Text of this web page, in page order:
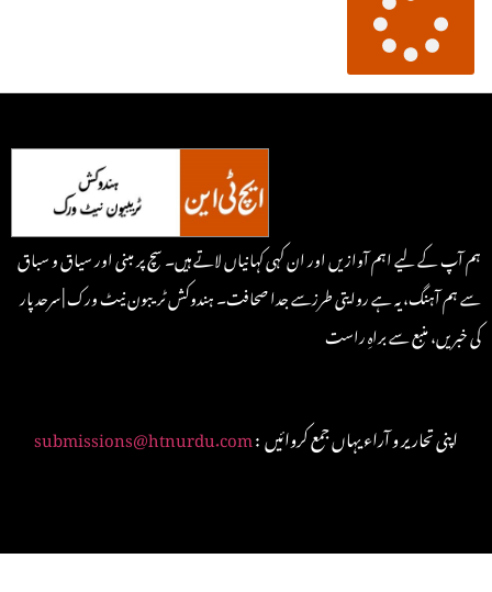
ہم آپ کے لیے اہم آوازیں اور ان کہی کہانیاں لاتے ہیں۔ سچ پر مبنی اور سیاق و سباق
سے ہم آہنگ، یہ ہے روایتی طرزسے جدا صحافت۔ ہندوکش ٹریبون نیٹ ورک | سرحد پار
کی خبریں، منبع سے براہِ راست
submissions@htnurdu.com : اپنی تحاریر و آراء یہاں جمع کروائیں